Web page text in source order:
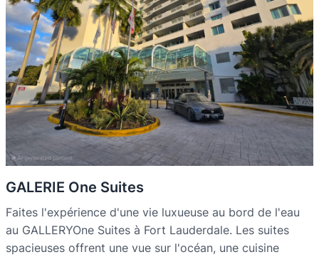
GALERIE One Suites
Faites l'expérience d'une vie luxueuse au bord de l'eau
au GALLERYOne Suites à Fort Lauderdale. Les suites
spacieuses offrent une vue sur l'océan, une cuisine